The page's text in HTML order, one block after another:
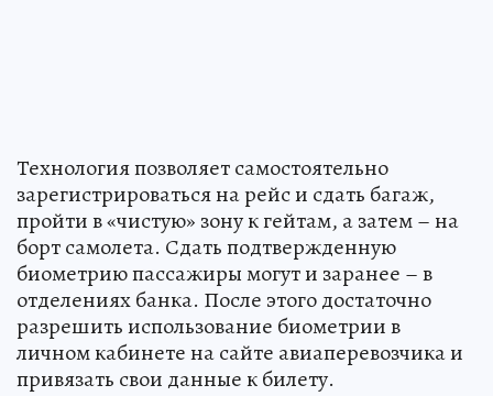
Технология позволяет самостоятельно
зарегистрироваться на рейс и сдать багаж,
пройти в «чистую» зону к гейтам, а затем – на
борт самолета. Сдать подтвержденную
биометрию пассажиры могут и заранее – в
отделениях банка. После этого достаточно
разрешить использование биометрии в
личном кабинете на сайте авиаперевозчика и
привязать свои данные к билету.